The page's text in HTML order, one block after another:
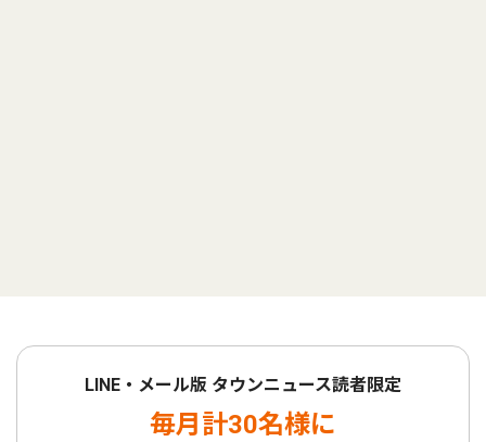
LINE・メール版 タウンニュース読者限定
毎月計30名様に